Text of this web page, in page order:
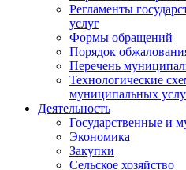
Регламенты
услуг
Формы обращений
Порядок
Перечень
Технологические
муниципальных
Деятельность
Государственные и
Экономика
Закупки
Сельское хозяйство